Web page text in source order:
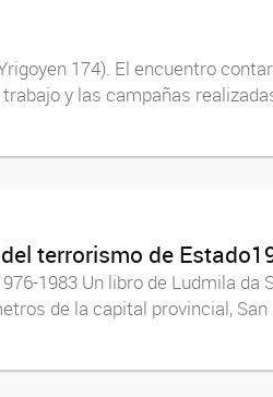
174). El encuentro
y las campañas
terrorismo de
1983 Un libro de Ludmila da
de la capital provincial,